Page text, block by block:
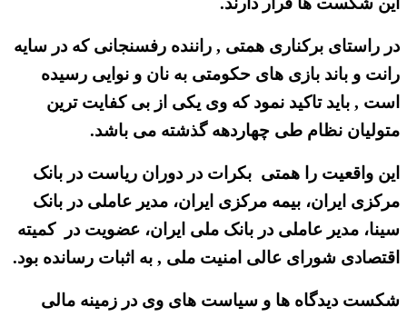
در راستای برکناری همتی , راننده رفسنجانی که در سایه
رانت و باند بازی های حکومتی به نان و نوایی رسیده
است , باید تاکید نمود که وی یکی از بی کفایت ترین
متولیان نظام طی چهاردهه گذشته می باشد.
این واقعیت را همتی بکرات در دوران ریاست در بانک
مرکزی ایران، بیمه مرکزی ایران، مدیر عاملی در بانک
سینا، مدیر عاملی در بانک ملی ایران، عضویت در کمیته
اقتصادی شورای عالی امنیت ملی , به اثبات رسانده بود.
شکست دیدگاه ها و سیاست های وی در زمینه مالی